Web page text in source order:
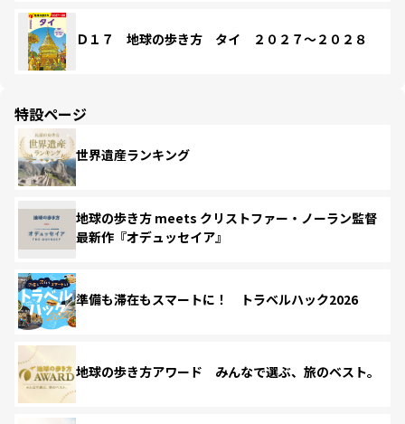
Ｄ１７ 地球の歩き方 タイ ２０２７～２０２８
特設ページ
世界遺産ランキング
地球の歩き方 meets クリストファー・ノーラン監督
最新作『オデュッセイア』
準備も滞在もスマートに！ トラベルハック2026
地球の歩き方アワード みんなで選ぶ、旅のベスト。